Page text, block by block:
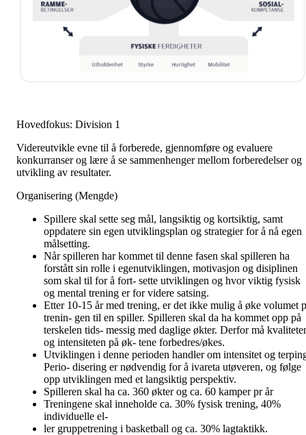
Hovedfokus: Division 1
Videreutvikle evne til å forberede, gjennomføre og evaluere
konkurranser og lære å se sammenhenger mellom forberedelser og
utvikling av resultater.
Organisering (Mengde)
Spillere skal sette seg mål, langsiktig og kortsiktig, samt
oppdatere sin egen utviklingsplan og strategier for å nå egen
målsetting.
Når spilleren har kommet til denne fasen skal spilleren ha
forstått sin rolle i egenutviklingen, motivasjon og disiplinen
som skal til for å fort- sette utviklingen og hvor viktig fysisk
og mental trening er for videre satsing.
Etter 10-15 år med trening, er det ikke mulig å øke volumet
trenin- gen til en spiller. Spilleren skal da ha kommet opp på
terskelen tids- messig med daglige økter. Derfor må
og intensiteten på øk- tene forbedres/økes.
Utviklingen i denne perioden handler om intensitet og
Perio- disering er nødvendig for å ivareta utøveren, og følge
opp utviklingen med et langsiktig perspektiv.
Spilleren skal ha ca. 360 økter og ca. 60 kamper pr år
Treningene skal inneholde ca. 30% fysisk trening, 40%
individuelle el-
ler gruppetrening i basketball og ca. 30% lagtaktikk.